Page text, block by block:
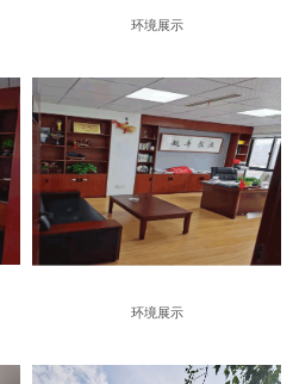
环境展示
环境展示